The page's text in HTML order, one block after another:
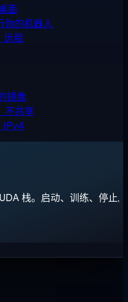
面
你的机器人
远程
镜像
不共享
IPv4
栈。启动、训练、停止,